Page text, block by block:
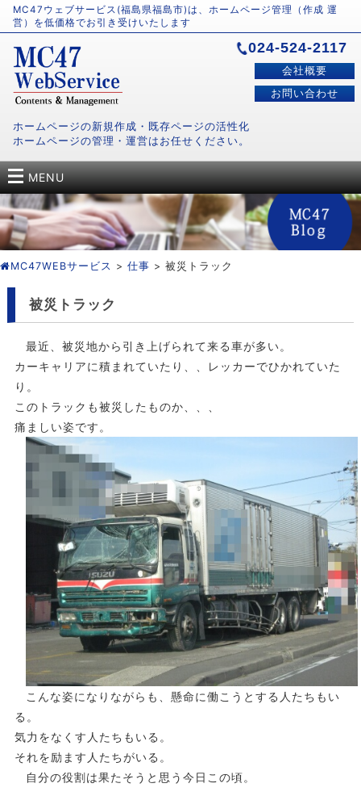
MC47ウェブサービス(福島県福島市)は、ホームページ管理（作成 運
営）を低価格でお引き受けいたします
ホームページの新規作成・既存ページの活性化
ホームページの管理・運営はお任せください。
024-524-2117
会社概要
お問い合わせ
MENU
MC47WEBサービス > 仕事 > 被災トラック
被災トラック
最近、被災地から引き上げられて来る車が多い。
カーキャリアに積まれていたり、、レッカーでひかれていた
り。
このトラックも被災したものか、、、
痛ましい姿です。
こんな姿になりながらも、懸命に働こうとする人たちもい
る。
気力をなくす人たちもいる。
それを励ます人たちがいる。
自分の役割は果たそうと思う今日この頃。